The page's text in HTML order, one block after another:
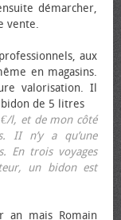
démarcher,
vente.
aux
en magasins.
valorisation. Il
de 5 litres
l, et de mon côté
II n’y a qu’une
En trois voyages
un bidon est
an mais Romain